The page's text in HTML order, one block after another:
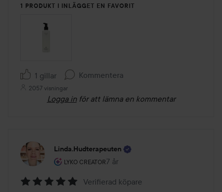
1 PRODUKT I INLÄGGET EN FAVORIT
1 gillar Kommentera
2057 visningar
Logga in för att lämna en kommentar
Linda.hudterapeuten
LYKO CREATOR
Användarens roll: Lyko Creator.
7 år
Inlägget skapades 7 år
Verifierad köpare